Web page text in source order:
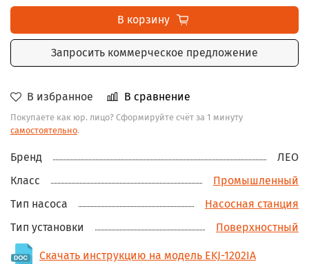
В избранное В сравнение
Покупаете как юр. лицо? Сформируйте счёт за 1 минуту
самостоятельно.
В корзину
Запросить коммерческое предложение
Бренд
ЛЕО
Класс
Промышленный
Тип насоса
Насосная станция
Тип установки
Поверхностный
Скачать инструкцию на модель EKJ-1202IA